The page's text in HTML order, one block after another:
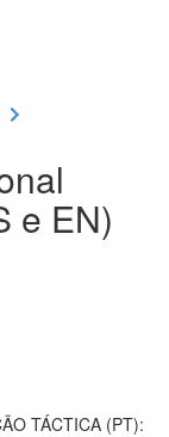
e EN)
TÁCTICA (PT):